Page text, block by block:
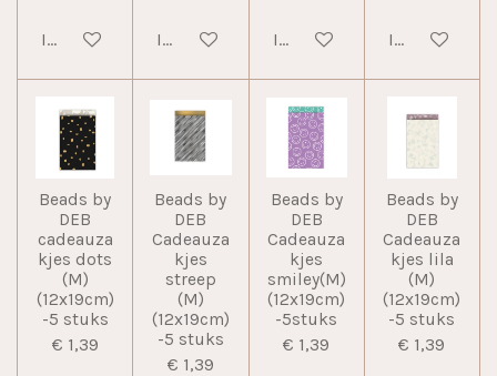
In winkelwagenIn winkelwagenIn winkelwagenIn
Beads by
DEB
cadeauza
kjes dots
(M)
(12x19cm)
-5 stuks
€ 1,39
Beads by
DEB
Cadeauza
kjes
streep
(M)
(12x19cm)
-5 stuks
€ 1,39
Beads by
DEB
Cadeauza
kjes
smiley(M)
(12x19cm)
-5stuks
€ 1,39
Beads by
DEB
Cadeauza
kjes lila
(M)
(12x19cm)
-5 stuks
€ 1,39